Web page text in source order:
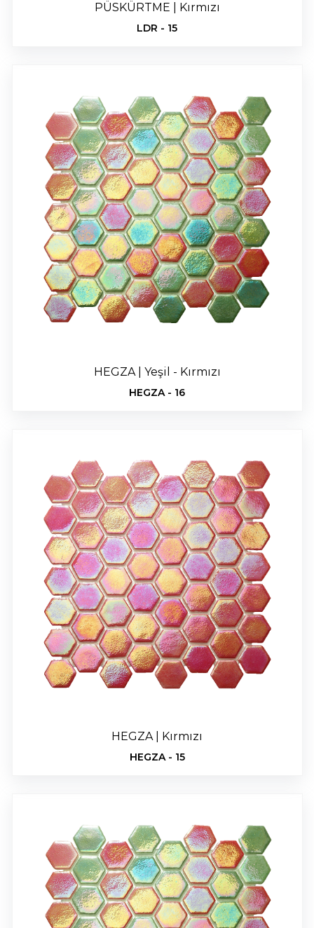
PÜSKÜRTME | Kırmızı
LDR - 15
HEGZA | Yeşil - Kırmızı
HEGZA - 16
HEGZA | Kırmızı
HEGZA - 15